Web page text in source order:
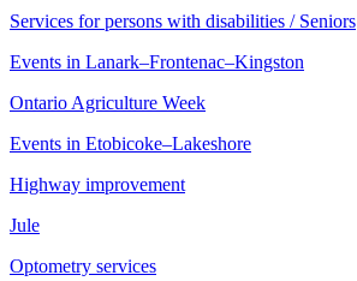
Services for persons with disabilities / Seniors
Events in Lanark–Frontenac–Kingston
Ontario Agriculture Week
Events in Etobicoke–Lakeshore
Highway improvement
Jule
Optometry services